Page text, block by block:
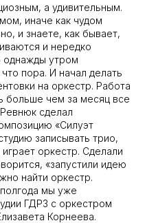
а удивительным.
иначе как чудом
и знаете, как бывает,
и нередко
однажды утром
пора. И начал делать
на оркестр. Работа
больше чем за месяц все
сделал
«Силуэт
записывать трио,
оркестр. Сделали
«запустили идею
найти оркестр.
мы уже
ГДРЗ с оркестром
Корнеева.